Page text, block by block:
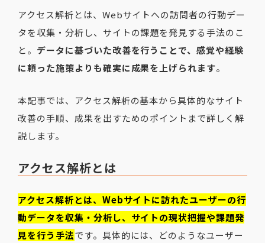
アクセス解析とは、Webサイトへの訪問者の行動デー
タを収集・分析し、サイトの課題を発見する手法のこ
と。 データに基づいた改善を行うことで、感覚や経験
に頼った施策よりも確実に成果を上げられます。
本記事では、アクセス解析の基本から具体的なサイト
改善の手順、成果を出すためのポイントまで詳しく解
説します。
アクセス解析とは
アクセス解析とは、Webサイトに訪れたユーザーの行
動データを収集・分析し、サイトの現状把握や課題発
見を行う手法です。具体的には、どのようなユーザー